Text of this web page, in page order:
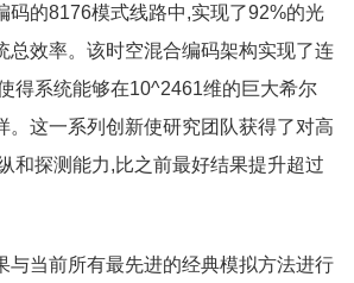
码的8176模式线路中,实现了92%的光
总效率。该时空混合编码架构实现了连
得系统能够在10^2461维的巨大希尔
。这一系列创新使研究团队获得了对高
和探测能力,比之前最好结果提升超过
当前所有最先进的经典模拟方法进行